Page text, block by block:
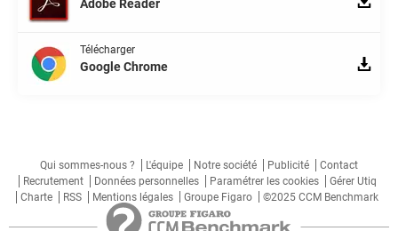
Adobe Reader
Télécharger
Google Chrome
Qui sommes-nous ? L'équipe Notre société Publicité
Contact
Recrutement
Données personnelles Paramétrer les cookies
Gérer Utiq
Charte
RSS Mentions légales Groupe Figaro ©2025 CCM Benchmark